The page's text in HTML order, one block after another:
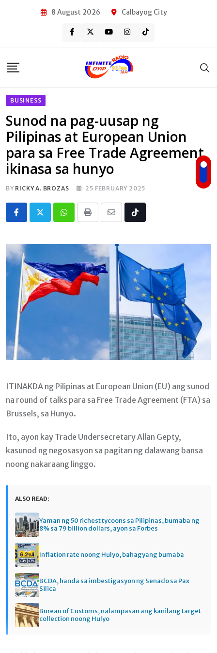
8 August 2026 Calbayog City
BUSINESS
Sunod na pag-uusap ng
Pilipinas at European Union
para sa Free Trade Agreement,
ikinasa sa hunyo
BY RICKY A. BROZAS 25 FEBRUARY 2025
Whatsapp
Print
Share
Email
Tiktok
ITINAKDA ng Pilipinas at European Union (EU) ang sunod
na round of talks para sa Free Trade Agreement (FTA) sa
Brussels, sa Hunyo.
Ito, ayon kay Trade Undersecretary Allan Gepty,
kasunod ng negosasyon sa pagitan ng dalawang bansa
noong nakaraang linggo.
ALSO READ:
Yaman ng 50 richest tycoons sa Pilipinas, bumaba ng
8% sa 79 billion dollars, ayon sa Forbes
Inflation rate noong Hulyo, bahagyang bumaba
BCDA, handa sa imbestigasyon ng Senado sa Pax
Silica
Bureau of Customs, nalampasan ang kanilang target
collection noong Hulyo